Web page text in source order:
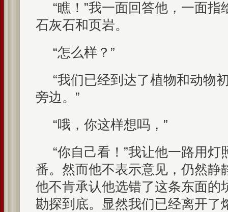
“瞧！”我一面回答他，一面
石灰石和页岩。
“怎么样？”
“我们已经到达了植物和动物
旁边。”
“哦，你这样想吗，”
“你自己看！”我让他一路用
番。然而他不表示意见，仍然静
他不肯承认他选错了这条东面的
勘探到底。显然我们已经离开了